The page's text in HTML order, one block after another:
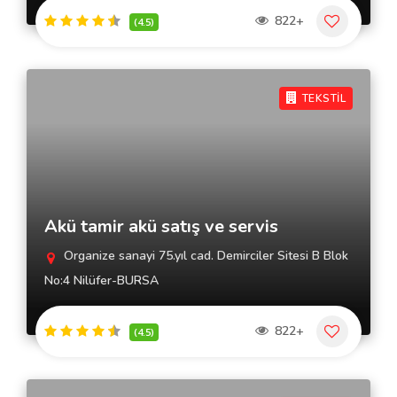
(4.5) 822+
TEKSTİL
Akü tamir akü satış ve servis
Organize sanayi 75.yıl cad. Demirciler Sitesi B Blok
No:4 Nilüfer-BURSA
(4.5) 822+